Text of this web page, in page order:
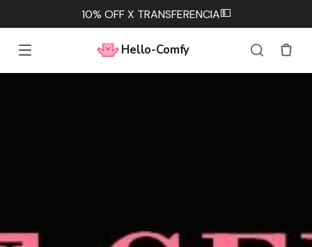
10% OFF X TRANSFERENCIA💵
Hello-Comfy